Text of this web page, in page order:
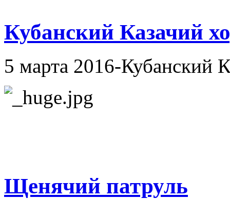
Кубанский Казачий
5 марта 2016-Кубанский
Щенячий патруль